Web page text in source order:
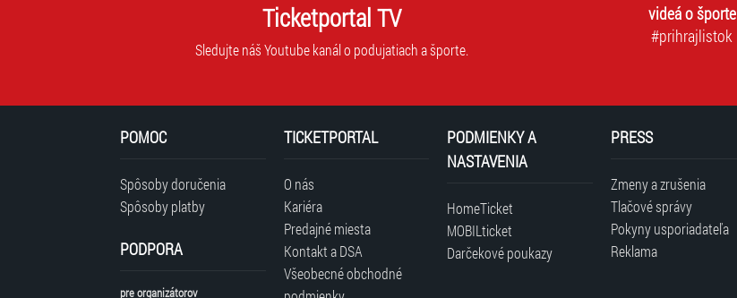
Ticketportal TV
Sledujte náš Youtube kanál o podujatiach a športe.
videá o športe
#prihrajlistok
POMOC
Spôsoby doručenia
Spôsoby platby
PODPORA
pre organizátorov
TICKETPORTAL
O nás
Kariéra
Predajné miesta
Kontakt a DSA
Všeobecné obchodné
PODMIENKY A
NASTAVENIA
HomeTicket
MOBILticket
Darčekové poukazy
PRESS
Zmeny a zrušenia
Tlačové správy
Pokyny usporiadateľa
Reklama